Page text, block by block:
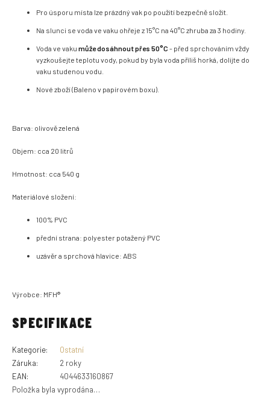
Pro úsporu místa lze prázdný vak po použití bezpečně složit.
Na slunci se voda ve vaku ohřeje z 15°C na 40°C zhruba za 3 hodiny.
Voda ve vaku může dosáhnout přes 50°C - před sprchováním vždy
vyzkoušejte teplotu vody, pokud by byla voda příliš horká, dolijte do
vaku studenou vodu.
Nové zboží (Baleno v papírovém boxu).
Barva: olivově zelená
Objem: cca 20 litrů
Hmotnost: cca 540 g
Materiálové složení:
100% PVC
přední strana: polyester potažený PVC
uzávěr a sprchová hlavice: ABS
Výrobce: MFH®
SPECIFIKACE
Kategorie:
Ostatní
Záruka:
2 roky
EAN:
4044633160867
Položka byla vyprodána…